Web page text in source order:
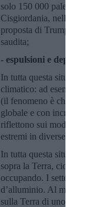
solo 150 000 palestinesi
Cisgiordania, nella Striscia
proposta di Trump una nuova
saudita;
- espulsioni e deportazioni
In tutta questa situazione si
climatico: ad esempio, negli
(il fenomeno è chiamato
globale e con incrementi fino
riflettono sui modelli climatici
estremi in diverse parti del
In tutta questa situazione il
sopra la Terra, cioè di
occupando. I settemila
d’alluminio. Al momento del
sulla Terra di uno Starlink